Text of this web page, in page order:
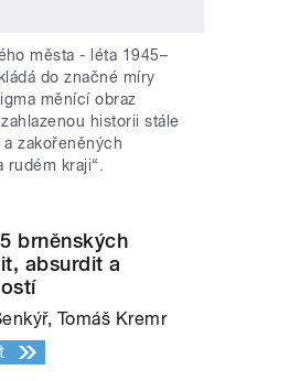
města - léta 1945–
do značné míry
měnící obraz
historii stále
zakořeněných
rudém kraji“.
brněnských
absurdit a
Tomáš Kremr